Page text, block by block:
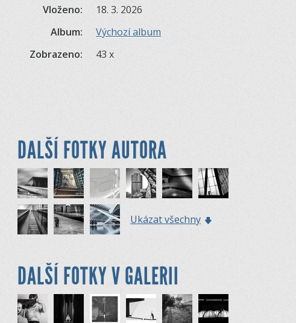
Vloženo:
18. 3. 2026
Album:
Výchozí album
Zobrazeno:
43 x
DALŠÍ FOTKY AUTORA
Ukázat všechny
DALŠÍ FOTKY V GALERII